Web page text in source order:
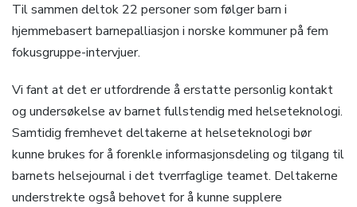
Til sammen deltok 22 personer som følger barn i
hjemmebasert barnepalliasjon i norske kommuner på fem
fokusgruppe-intervjuer.
Vi fant at det er utfordrende å erstatte personlig kontakt
og undersøkelse av barnet fullstendig med helseteknologi.
Samtidig fremhevet deltakerne at helseteknologi bør
kunne brukes for å forenkle informasjonsdeling og tilgang til
barnets helsejournal i det tverrfaglige teamet. Deltakerne
understrekte også behovet for å kunne supplere